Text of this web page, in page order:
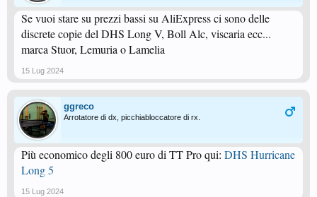
Se vuoi stare su prezzi bassi su AliExpress ci sono delle
discrete copie del DHS Long V, Boll Alc, viscaria ecc...
marca Stuor, Lemuria o Lamelia
15 Lug 2024
ggreco
Arrotatore di dx, picchiabloccatore di rx.
Più economico degli 800 euro di TT Pro qui: DHS Hurricane
Long 5
15 Lug 2024